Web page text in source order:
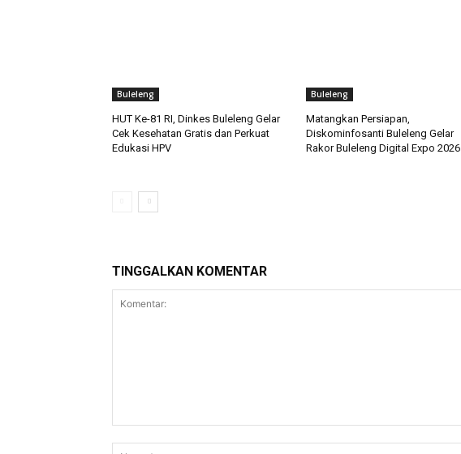
Buleleng
HUT Ke-81 RI, Dinkes Buleleng Gelar
Cek Kesehatan Gratis dan Perkuat
Edukasi HPV
Buleleng
Matangkan Persiapan,
Diskominfosanti Buleleng Gelar
Rakor Buleleng Digital Expo 2026
TINGGALKAN KOMENTAR